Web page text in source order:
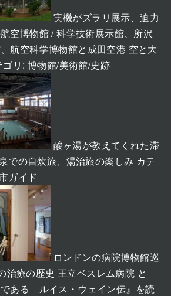
実機がズラリ展示、迫力
空博物館 / 科学技術展示館、所沢
航空科学博物館と成田空港 空と大
ゴリ: 博物館/美術館/史跡
酸ヶ湯が教えてくれた滞
での自炊旅、湯治旅の楽しみ カテ
ガイド
ロンドンの病院博物館巡
治療の歴史 王立ベスレム病院 と
である ルイス・ウェイン伝』を読